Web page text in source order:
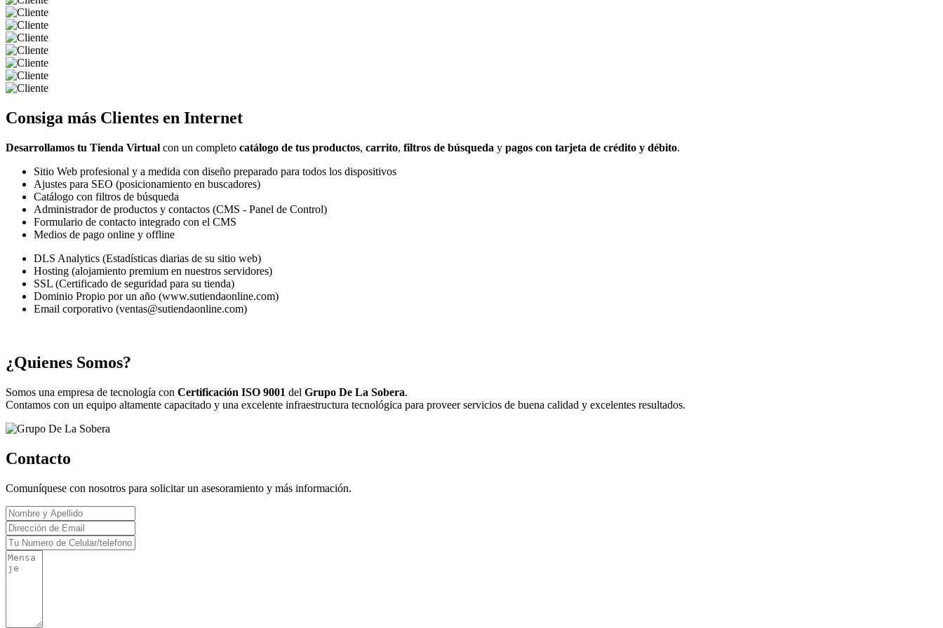
Consiga más Clientes en Internet
Desarrollamos tu Tienda Virtual con un completo catálogo de tus productos, carrito, filtros de búsqueda y pagos con tarjeta de crédito y débito.
Sitio Web profesional y a medida con diseño preparado para todos los dispositivos
Ajustes para SEO (posicionamiento en buscadores)
Catálogo con filtros de búsqueda
Administrador de productos y contactos (CMS - Panel de Control)
Formulario de contacto integrado con el CMS
Medios de pago online y offline
DLS Analytics (Estadísticas diarias de su sitio web)
Hosting (alojamiento premium en nuestros servidores)
SSL (Certificado de seguridad para su tienda)
Dominio Propio por un año (www.sutiendaonline.com)
Email corporativo (ventas@sutiendaonline.com)
¿Quienes Somos?
Somos una empresa de tecnología con Certificación ISO 9001 del Grupo De La Sobera.
Contamos con un equipo altamente capacitado y una excelente infraestructura tecnológica para proveer servicios de buena calidad y excelentes resultados.
Contacto
Comuníquese con nosotros para solicitar un asesoramiento y más información.